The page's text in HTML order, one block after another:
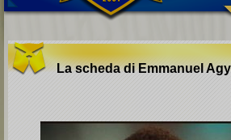
La scheda di Emmanuel